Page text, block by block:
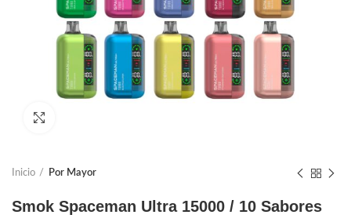
Inicio Por Mayor
Smok Spaceman Ultra 15000 / 10 Sabores